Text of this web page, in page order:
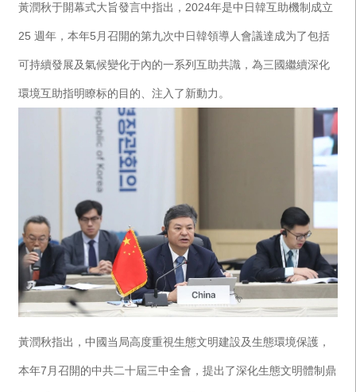
黃潤秋于開幕式大旨發言中指出，2024年是中日韓互助機制成立
25 週年，本年5月召開的第九次中日韓領導人會議達成为了包括
可持續發展及氣候變化于內的一系列互助共識，為三國繼續深化
環境互助指明瞭标的目的、注入了新動力。
黃潤秋指出，中國当局高度重視生態文明建設及生態環境保護，
本年7月召開的中共二十屆三中全會，提出了深化生態文明體制鼎